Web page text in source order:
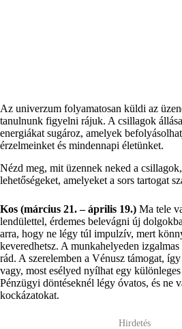
Az univerzum folyamatosan küldi az
tanulnunk figyelni rájuk. A csillagok
energiákat sugároz, amelyek
érzelmeinket és mindennapi életünket.
Nézd meg, mit üzennek neked a
lehetőségeket, amelyeket a sors tartogat
Kos (március 21. – április 19.) Ma tele
lendülettel, érdemes belevágni új
arra, hogy ne légy túl impulzív, mert
keveredhetsz. A munkahelyeden izgalmas
rád. A szerelemben a Vénusz támogat,
vagy, most esélyed nyílhat egy
Pénzügyi döntéseknél légy óvatos, és ne
kockázatokat.
Hirdetés